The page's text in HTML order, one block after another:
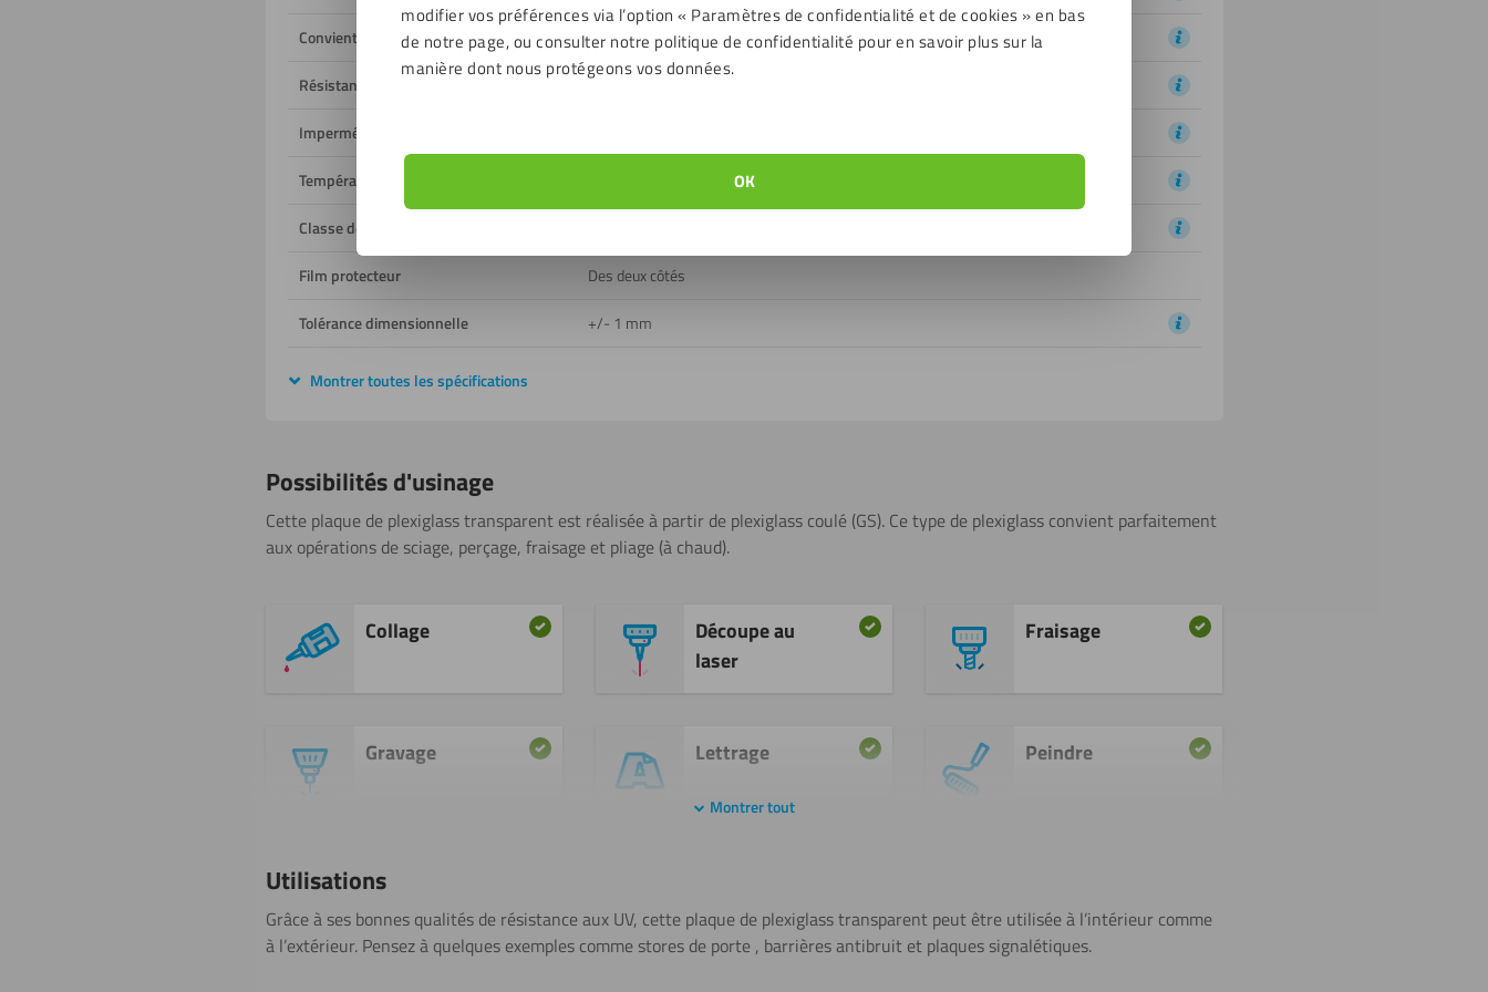
modifier vos préférences via l’option « Paramètres de confidentialité et de cookies » en bas
de notre page, ou consulter notre politique de confidentialité pour en savoir plus sur la
manière dont nous protégeons vos données.
OK
Convient à un usage Extérieur, Intérieur
Résistant aux UV Oui
Imperméable à l'humidité
Température de fonctionnement
Classe de feu
Film protecteur Des deux côtés
Tolérance dimensionnelle +/- 1 mm
Montrer toutes les spécifications
Possibilités d'usinage
Cette plaque de plexiglass transparent est réalisée à partir de plexiglass coulé (GS). Ce type de plexiglass convient parfaitement
aux opérations de sciage, perçage, fraisage et pliage (à chaud).
Collage
Découpe au
laser
Fraisage
Gravage Lettrage Peindre
Perçage
Montrer tout
Utilisations
Grâce à ses bonnes qualités de résistance aux UV, cette plaque de plexiglass transparent peut être utilisée à l’intérieur comme
à l’extérieur. Pensez à quelques exemples comme stores de porte , barrières antibruit et plaques signalétiques.